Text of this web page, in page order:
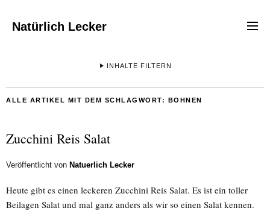
Natürlich Lecker
INHALTE FILTERN
ALLE ARTIKEL MIT DEM SCHLAGWORT: BOHNEN
Zucchini Reis Salat
Veröffentlicht von Natuerlich Lecker
Heute gibt es einen leckeren Zucchini Reis Salat. Es ist ein toller
Beilagen Salat und mal ganz anders als wir so einen Salat kennen.